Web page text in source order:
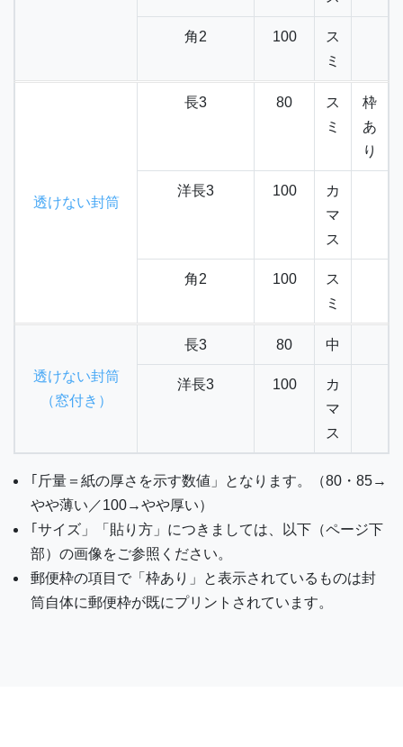
角2 100
ス
ミ
透けない封筒
長3 80
ス
ミ
枠
あ
り
洋長3 100
カ
マ
ス
角2 100
ス
ミ
透けない封筒
（窓付き）
長3 80 中
洋長3 100
カ
マ
ス
｢斤量＝紙の厚さを示す数値」となります。（80・85→
やや薄い／100→やや厚い）
｢サイズ」「貼り方」につきましては、以下（ページ下
部）の画像をご参照ください。
郵便枠の項目で「枠あり」と表示されているものは封
筒自体に郵便枠が既にプリントされています。